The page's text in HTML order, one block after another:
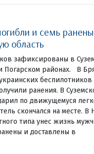
и семь
область
зафиксированы в
Погарском районах. В
ранения. В
по движущемуся
скончался на месте. В
типа унес жизнь
и доставлены в